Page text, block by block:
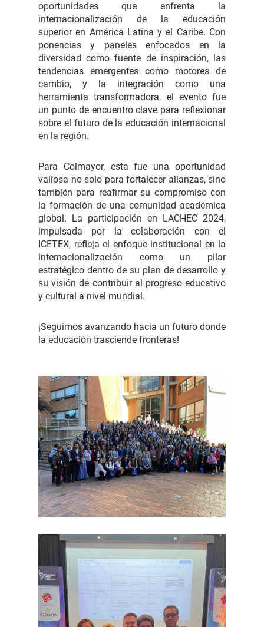
oportunidades que enfrenta la
internacionalización de la educación
superior en América Latina y el Caribe. Con
ponencias y paneles enfocados en la
diversidad como fuente de inspiración, las
tendencias emergentes como motores de
cambio, y la integración como una
herramienta transformadora, el evento fue
un punto de encuentro clave para reflexionar
sobre el futuro de la educación internacional
en la región.
Para Colmayor, esta fue una oportunidad
valiosa no solo para fortalecer alianzas, sino
también para reafirmar su compromiso con
la formación de una comunidad académica
global. La participación en LACHEC 2024,
impulsada por la colaboración con el
ICETEX, refleja el enfoque institucional en la
internacionalización como un pilar
estratégico dentro de su plan de desarrollo y
su visión de contribuir al progreso educativo
y cultural a nivel mundial.
¡Seguimos avanzando hacia un futuro donde
la educación trasciende fronteras!